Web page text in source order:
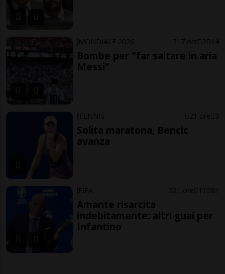
MONDIALE 2026 17 ore 2 14
Bombe per "far saltare in aria
Messi"
TENNIS 21 ore 3
Solita maratona, Bencic
avanza
FIFA 21 ore 11 81
Amante risarcita
indebitamente: altri guai per
Infantino